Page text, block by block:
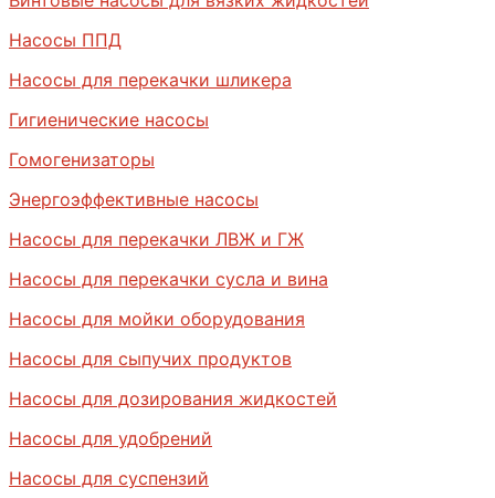
Насосы ППД
Насосы для перекачки шликера
Гигиенические насосы
Гомогенизаторы
Энергоэффективные насосы
Насосы для перекачки ЛВЖ и ГЖ
Насосы для перекачки сусла и вина
Насосы для мойки оборудования
Насосы для сыпучих продуктов
Насосы для дозирования жидкостей
Насосы для удобрений
Насосы для суспензий